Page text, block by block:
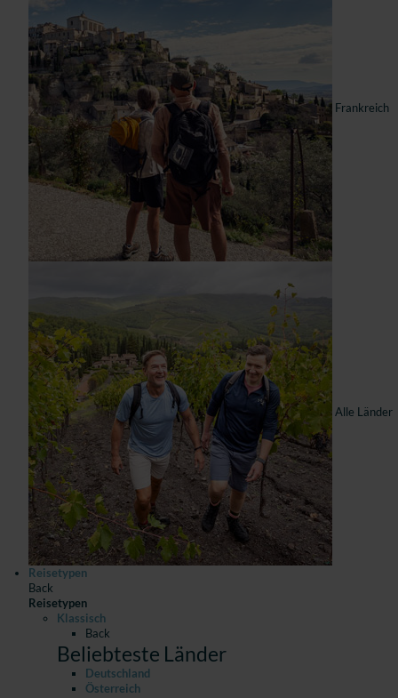
Frankreich
Alle Länder
Reisetypen
Back
Reisetypen
Klassisch
Back
Beliebteste Länder
Deutschland
Österreich